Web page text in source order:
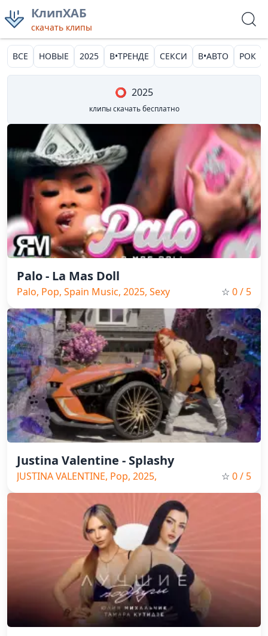
КлипХАБ
скачать клипы
ВСЕ НОВЫЕ 2025 В•ТРЕНДЕ СЕКСИ В•АВТО РОК
⭕ 2025
клипы скачать бесплатно
Palo - La Mas Doll
Palo, Pop, Spain Music, 2025, Sexy ☆ 0/ 5
Justina Valentine - Splashy
JUSTINA VALENTINE, Pop, 2025,
Sexy
☆ 0/ 5